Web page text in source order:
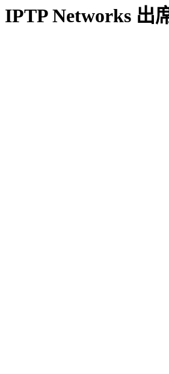
IPTP Networks 出